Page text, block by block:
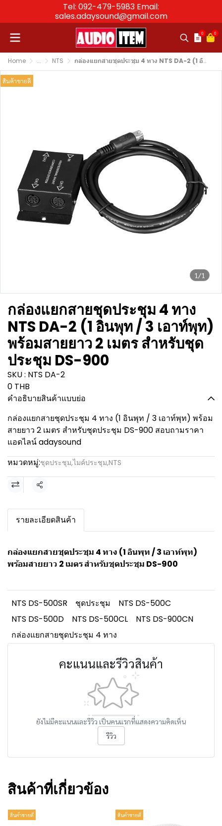
Tel: 092-479-5983 Email:
sales.adaysound@gmail.com
0 0
Home ... NTS กล่องแยกสายชุดประชุม 4 ทาง NTS DA-2 (1 อินพุท / 3 เอาท์พุท) พร้อมสายยาว 2 เมตร สำหรับชุดประชุม DS-900
1/1
สินค้าขายดี
กล่องแยกสายชุดประชุม 4 ทาง
NTS DA-2 (1 อินพุท / 3 เอาท์พุท)
พร้อมสายยาว 2 เมตร สำหรับชุด
ประชุม DS-900
SKU : NTS DA-2
0 THB
คำอธิบายสินค้าแบบย่อ
กล่องแยกสายชุดประชุม 4 ทาง (1 อินพุท / 3 เอาท์พุท) พร้อม
สายยาว 2 เมตร สำหรับชุดประชุม DS-900 สอบถามราคา
แอดไลน์ adaysound
หมวดหมู่:ชุดประชุม,ไมค์ประชุม,NTS
แชร์
รายละเอียดสินค้า
กล่องแยกสายชุดประชุม 4 ทาง (1 อินพุท / 3 เอาท์พุท)
พร้อมสายยาว 2 เมตร สำหรับชุดประชุม DS-900
NTS DS-500SR ชุดประชุม
NTS DS-500C
NTS DS-500D
NTS DS-500CL
NTS DS-900CN
กล่องแยกสายชุดประชุม 4 ทาง
คะแนนและรีวิวสินค้า
ยังไม่มีคะแนนและรีวิว เป็นคนแรกที่แสดงความคิดเห็น
รีวิว
สินค้าที่เกี่ยวข้อง
สินค้าขายดี สินค้าขายดี